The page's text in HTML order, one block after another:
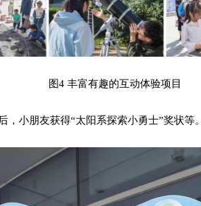
图4 丰富有趣的互动体验项目
小朋友获得“太阳系探索小勇士”奖状等。